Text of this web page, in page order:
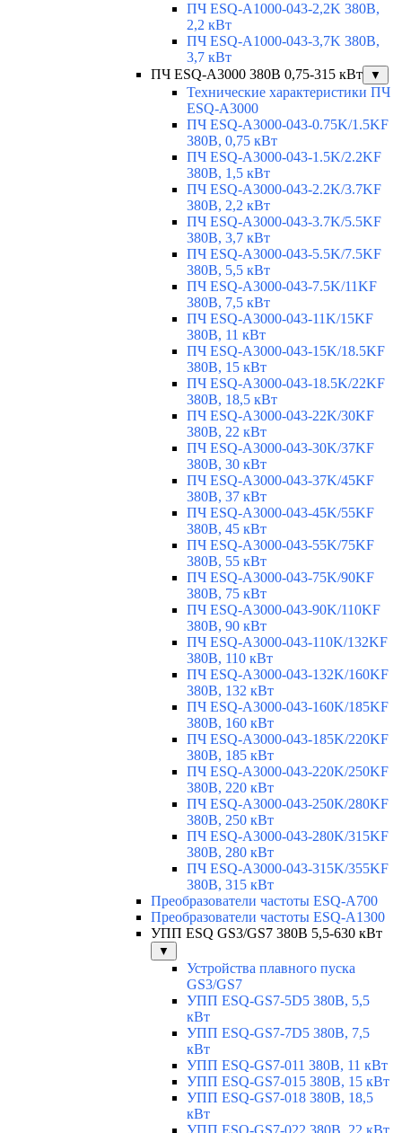
ПЧ ESQ-A1000-043-2,2K 380В,
2,2 кВт
ПЧ ESQ-A1000-043-3,7K 380В,
3,7 кВт
ПЧ ESQ-A3000 380В 0,75-315 кВт
▼
Технические характеристики ПЧ
ESQ-A3000
ПЧ ESQ-A3000-043-0.75K/1.5KF
380В, 0,75 кВт
ПЧ ESQ-A3000-043-1.5K/2.2KF
380В, 1,5 кВт
ПЧ ESQ-A3000-043-2.2K/3.7KF
380В, 2,2 кВт
ПЧ ESQ-A3000-043-3.7K/5.5KF
380В, 3,7 кВт
ПЧ ESQ-A3000-043-5.5K/7.5KF
380В, 5,5 кВт
ПЧ ESQ-A3000-043-7.5K/11KF
380В, 7,5 кВт
ПЧ ESQ-A3000-043-11K/15KF
380В, 11 кВт
ПЧ ESQ-A3000-043-15K/18.5KF
380В, 15 кВт
ПЧ ESQ-A3000-043-18.5K/22KF
380В, 18,5 кВт
ПЧ ESQ-A3000-043-22K/30KF
380В, 22 кВт
ПЧ ESQ-A3000-043-30K/37KF
380В, 30 кВт
ПЧ ESQ-A3000-043-37K/45KF
380В, 37 кВт
ПЧ ESQ-A3000-043-45K/55KF
380В, 45 кВт
ПЧ ESQ-A3000-043-55K/75KF
380В, 55 кВт
ПЧ ESQ-A3000-043-75K/90KF
380В, 75 кВт
ПЧ ESQ-A3000-043-90K/110KF
380В, 90 кВт
ПЧ ESQ-A3000-043-110K/132KF
380В, 110 кВт
ПЧ ESQ-A3000-043-132K/160KF
380В, 132 кВт
ПЧ ESQ-A3000-043-160K/185KF
380В, 160 кВт
ПЧ ESQ-A3000-043-185K/220KF
380В, 185 кВт
ПЧ ESQ-A3000-043-220K/250KF
380В, 220 кВт
ПЧ ESQ-A3000-043-250K/280KF
380В, 250 кВт
ПЧ ESQ-A3000-043-280K/315KF
380В, 280 кВт
ПЧ ESQ-A3000-043-315K/355KF
380В, 315 кВт
Преобразователи частоты ESQ-A700
Преобразователи частоты ESQ-A1300
УПП ESQ GS3/GS7 380В 5,5-630 кВт
▼
Устройства плавного пуска
GS3/GS7
УПП ESQ-GS7-5D5 380В, 5,5
кВт
УПП ESQ-GS7-7D5 380В, 7,5
кВт
УПП ESQ-GS7-011 380В, 11 кВт
УПП ESQ-GS7-015 380В, 15 кВт
УПП ESQ-GS7-018 380В, 18,5
кВт